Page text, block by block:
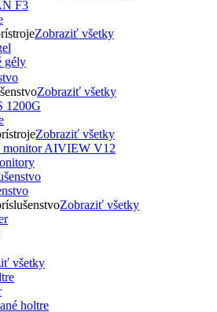
Zobraziť všetky
gély
Zobraziť všetky
Zobraziť všetky
Zobraziť všetky
všetky